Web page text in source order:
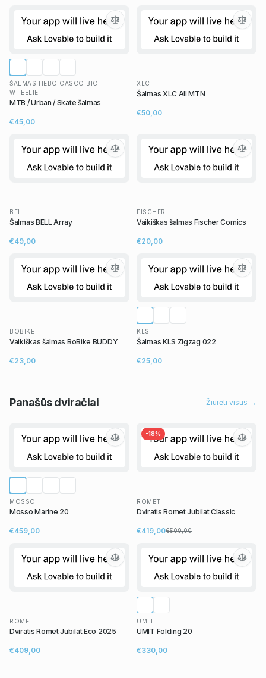
ŠALMAS HEBO CASCO BICI
WHEELIE
MTB / Urban / Skate šalmas
€45,00
XLC
Šalmas XLC All MTN
€50,00
BELL
Šalmas BELL Array
€49,00
FISCHER
Vaikiškas šalmas Fischer Comics
€20,00
BOBIKE
Vaikiškas šalmas BoBike BUDDY
€23,00
KLS
Šalmas KLS Zigzag 022
€25,00
Panašūsdviračiai Žiūrėti visus →
MOSSO
Mosso Marine 20
€459,00
-18%
ROMET
Dviratis Romet Jubilat Classic
€419,00€509,00
ROMET
Dviratis Romet Jubilat Eco 2025
€409,00
UMIT
UMIT Folding 20
€330,00